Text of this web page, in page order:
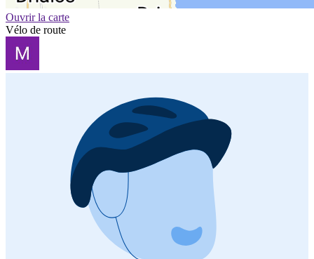
Ouvrir la carte
Vélo de route